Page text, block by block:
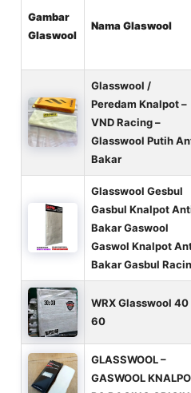
Gambar
Glaswool
Nama Glaswool
Glasswool /
Peredam Knalpot –
VND Racing –
Glasswool Putih
Bakar
Glasswool Gesbul
Gasbul Knalpot
Bakar Gaswool
Gaswol Knalpot
Bakar Gasbul
WRX Glasswool 40
60
GLASSWOOL –
GASWOOL